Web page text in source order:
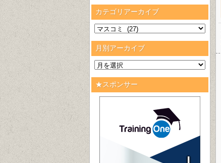
カテゴリアーカイブ
月別アーカイブ
★スポンサー